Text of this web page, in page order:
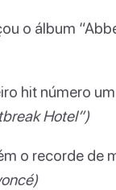
o álbum
hit número
Hotel”)
o recorde de